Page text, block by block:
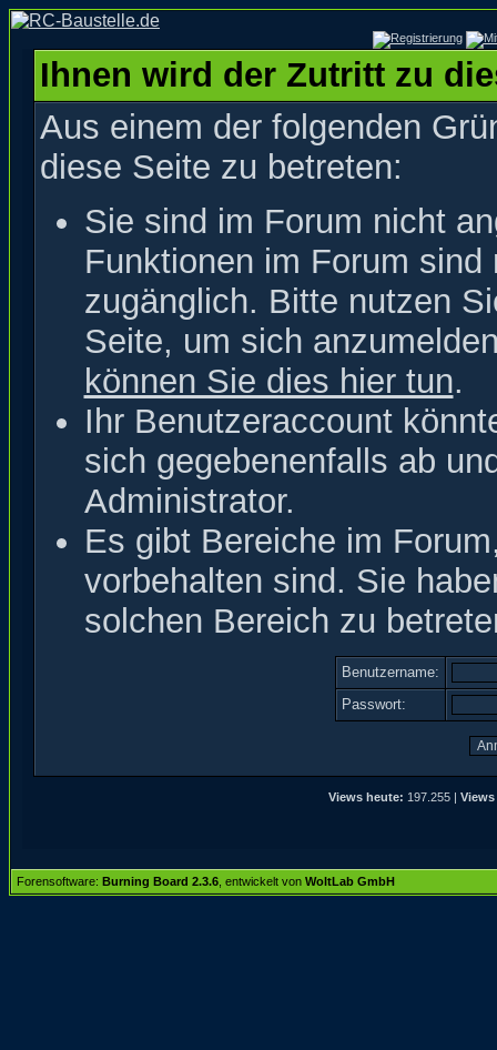
Ihnen wird der Zutritt zu
Aus einem der folgenden
diese Seite zu betreten:
Sie sind im Forum nicht
Funktionen im Forum
zugänglich. Bitte nutzen
Seite, um sich
können Sie dies hier tun.
Ihr Benutzeraccount
sich gegebenenfalls ab
Administrator.
Es gibt Bereiche im
vorbehalten sind. Sie
solchen Bereich zu
Benutzername:
Passwort:
Views heute: 197.255 |
Forensoftware: Burning Board 2.3.6 , entwickelt von WoltLab GmbH